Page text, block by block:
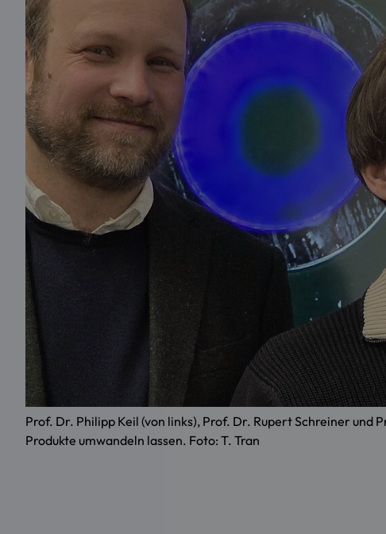
Prof. Dr. Philipp Keil (von links), Prof. Dr. Rupert Schreiner und
Produkte umwandeln lassen. Foto: T. Tran